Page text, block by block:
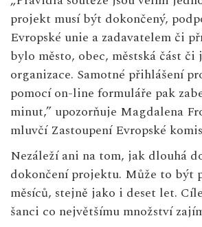
projekt musí být dokončený,
Evropské unie a zadavatelem či
bylo město, obec, městská část
organizace. Samotné přihlášení
pomocí on-line formuláře pak
minut,” upozorňuje Magdalena
mluvčí Zastoupení Evropské
Nezáleží ani na tom, jak dlouhá
dokončení projektu. Může to být
měsíců, stejně jako i deset let.
šanci co největšímu množství